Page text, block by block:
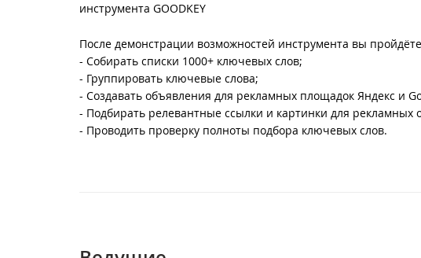
инструмента GOODKEY
После демонстрации возможностей инструмента вы
- Собирать списки 1000+ ключевых слов;
- Группировать ключевые слова;
- Создавать объявления для рекламных площадок Яндекс и
- Подбирать релевантные ссылки и картинки для рекламных
- Проводить проверку полноты подбора ключевых слов.